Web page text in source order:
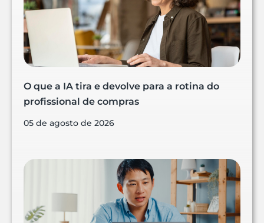
O que a IA tira e devolve para a rotina do
profissional de compras
05 de agosto de 2026